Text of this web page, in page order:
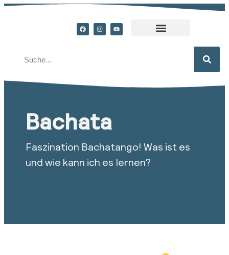
Bachata
Faszination Bachatango! Was ist es
und wie kann ich es lernen?